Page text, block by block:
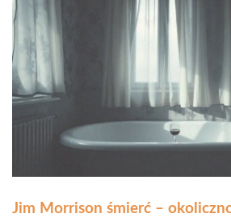
Jim Morrison śmierć –